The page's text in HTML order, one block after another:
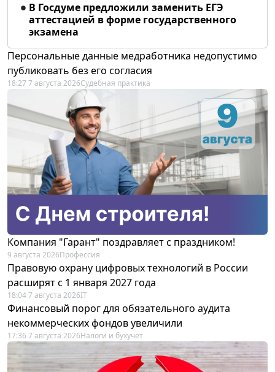
В Госдуме предложили заменить ЕГЭ
аттестацией в форме государственного
экзамена
Персональные данные медработника недопустимо
публиковать без его согласия
18:27 7 августа 2026Судебная практика
Компания "Гарант" поздравляет с праздником!
9 августа 2026Профессия
Правовую охрану цифровых технологий в России
расширят с 1 января 2027 года
18:04 7 августа 2026IT
Финансовый порог для обязательного аудита
некоммерческих фондов увеличили
17:36 7 августа 2026Налоги и бухучет